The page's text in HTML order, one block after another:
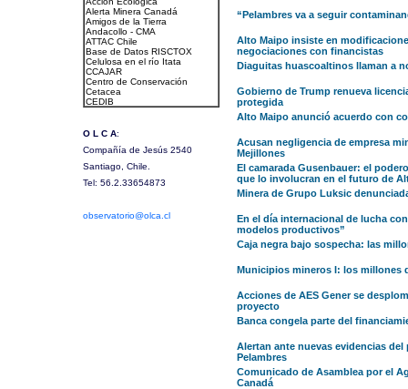
“Pelambres va a seguir
Alto Maipo insiste en
negociaciones con financistas
Diaguitas huascoaltinos llaman a
Gobierno de Trump renueva
protegida
Alto Maipo anunció acuerdo con
Acusan negligencia de empresa
Mejillones
El camarada Gusenbauer: el
que lo involucran en el futuro de
Minera de Grupo Luksic
En el día internacional de lucha
modelos productivos”
Caja negra bajo sospecha: las
Municipios mineros I: los millones
Acciones de AES Gener se
proyecto
Banca congela parte del
Alertan ante nuevas evidencias
Pelambres
Comunicado de Asamblea por el
Canadá